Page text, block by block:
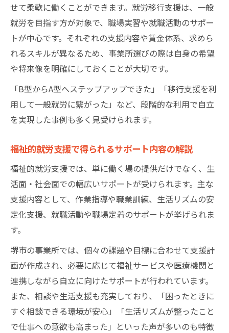
せて柔軟に働くことができます。就労移行支援は、一般
就労を目指す方が対象で、職場実習や就職活動のサポー
トが中心です。それぞれの支援内容や賃金体系、求めら
れるスキルが異なるため、事業所選びの際は自身の希望
や将来像を明確にしておくことが大切です。
「B型からA型へステップアップできた」「移行支援を利
用して一般就労に繋がった」など、段階的な利用で自立
を実現した事例も多く見受けられます。
福祉的就労支援で得られるサポート内容の解説
福祉的就労支援では、単に働く場の提供だけでなく、生
活面・社会面での幅広いサポートが受けられます。主な
支援内容として、作業指導や職業訓練、生活リズムの安
定化支援、就職活動や職場定着のサポートが挙げられま
す。
堺市の事業所では、個々の課題や目標に合わせて支援計
画が作成され、必要に応じて福祉サービスや医療機関と
連携しながら自立に向けたサポートが行われています。
また、相談や生活支援も充実しており、「困ったときに
すぐ相談できる環境が安心」「生活リズムが整ったこと
で仕事への意欲も高まった」といった声が多いのも特徴